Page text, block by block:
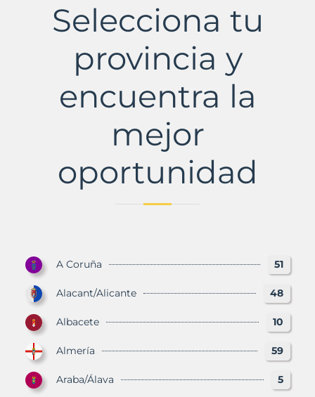
MurbalandsSelecciona tu
provincia y
encuentra la
mejor
oportunidad
A Coruña 51
Alacant/Alicante 48
Albacete 10
Almería 59
Araba/Álava 5